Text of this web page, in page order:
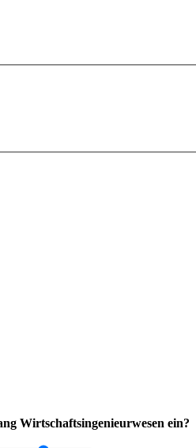
Wirtschaftsingenieurwesen ein?